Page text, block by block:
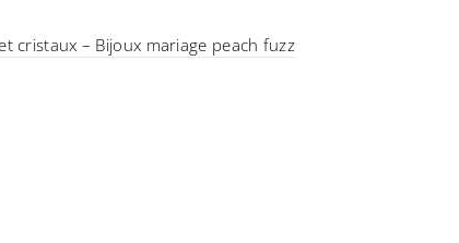
cristaux – Bijoux mariage peach fuzz